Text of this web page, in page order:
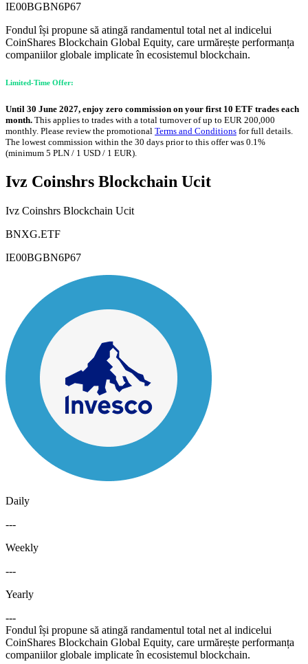
IE00BGBN6P67
Fondul își propune să atingă randamentul total net al indicelui
CoinShares Blockchain Global Equity, care urmărește performanța
companiilor globale implicate în ecosistemul blockchain.
Limited-Time Offer:
Until 30 June 2027, enjoy zero commission on your first 10 ETF trades each
month. This applies to trades with a total turnover of up to EUR 200,000
monthly. Please review the promotional Terms and Conditions for full details.
The lowest commission within the 30 days prior to this offer was 0.1%
(minimum 5 PLN / 1 USD / 1 EUR).
Ivz Coinshrs Blockchain Ucit
Ivz Coinshrs Blockchain Ucit
BNXG.ETF
IE00BGBN6P67
Daily
---
Weekly
---
Yearly
---
Fondul își propune să atingă randamentul total net al indicelui
CoinShares Blockchain Global Equity, care urmărește performanța
companiilor globale implicate în ecosistemul blockchain.